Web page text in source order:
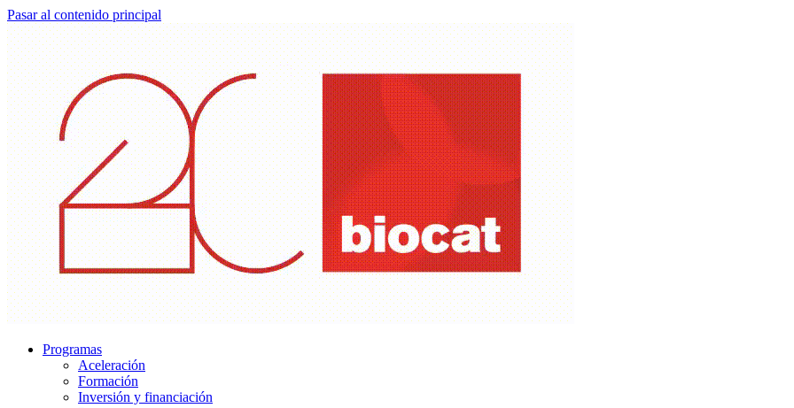
Pasar al contenido principal
Programas
Aceleración
Formación
Inversión y financiación